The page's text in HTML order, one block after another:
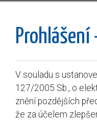
Prohlášení
V souladu s
127/2005 Sb., o
znění pozdějších
že za účelem